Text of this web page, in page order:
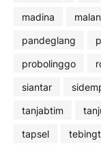
madina
pandeglang
probolinggo
siantar
tanjabtim
tapsel